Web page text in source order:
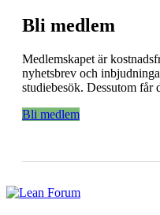
Bli medlem
Medlemskapet är
nyhetsbrev och
studiebesök. Dessutom får
Bli medlem